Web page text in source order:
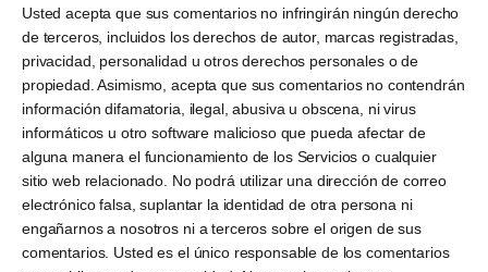
Usted acepta que sus comentarios no infringirán ningún derecho
de terceros, incluidos los derechos de autor, marcas registradas,
privacidad, personalidad u otros derechos personales o de
propiedad. Asimismo, acepta que sus comentarios no contendrán
información difamatoria, ilegal, abusiva u obscena, ni virus
informáticos u otro software malicioso que pueda afectar de
alguna manera el funcionamiento de los Servicios o cualquier
sitio web relacionado. No podrá utilizar una dirección de correo
electrónico falsa, suplantar la identidad de otra persona ni
engañarnos a nosotros ni a terceros sobre el origen de sus
comentarios. Usted es el único responsable de los comentarios